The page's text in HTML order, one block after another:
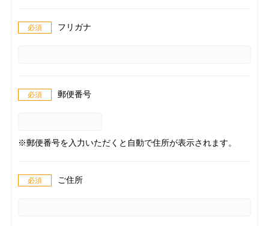
フリガナ
郵便番号
※郵便番号を入力いただくと自動で住所が表示されます。
ご住所